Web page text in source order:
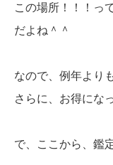
この場所！！！っ
だよね＾＾
なので、例年よりも
さらに、お得にな
で、ここから、鑑